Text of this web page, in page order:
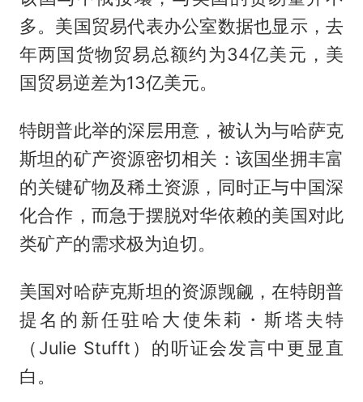
多。美国贸易代表办公室数据也显示，去
年两国货物贸易总额约为34亿美元，美
国贸易逆差为13亿美元。
特朗普此举的深层用意，被认为与哈萨克
斯坦的矿产资源密切相关：该国坐拥丰富
的关键矿物及稀土资源，同时正与中国深
化合作，而急于摆脱对华依赖的美国对此
类矿产的需求极为迫切。
美国对哈萨克斯坦的资源觊觎，在特朗普
提名的新任驻哈大使朱莉・斯塔夫特
（Julie Stufft）的听证会发言中更显直
白。